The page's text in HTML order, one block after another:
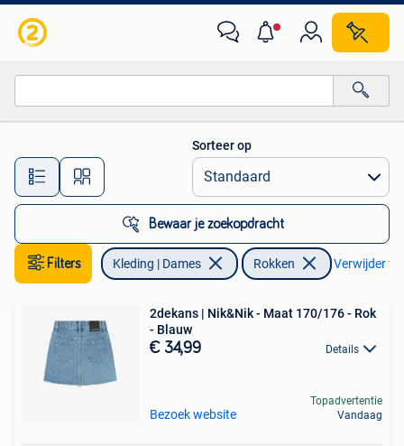
Alle afstanden…
Sorteer op
Bewaar je zoekopdracht
Filters Kleding | Dames Rokken Verwijder
2dekans | Nik&Nik - Maat 170/176 - Rok
- Blauw
€ 34,99 Details
Bezoek website
Topadvertentie
Vandaag